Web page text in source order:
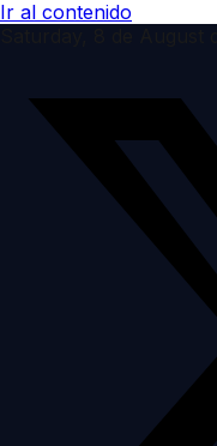
Ir al contenido